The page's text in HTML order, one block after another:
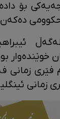
بۆ
خوێنده‌وار
فێری زمانی
زمانی